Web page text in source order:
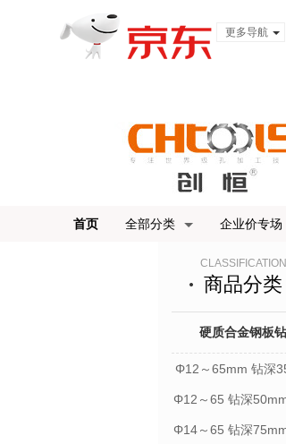
更多导航
首页 全部分类 企业价专场
CLASSIFICATION
商品分类
硬质合金钢板钻
Φ12～65mm 钻深
Φ12～65 钻深
Φ14～65 钻深